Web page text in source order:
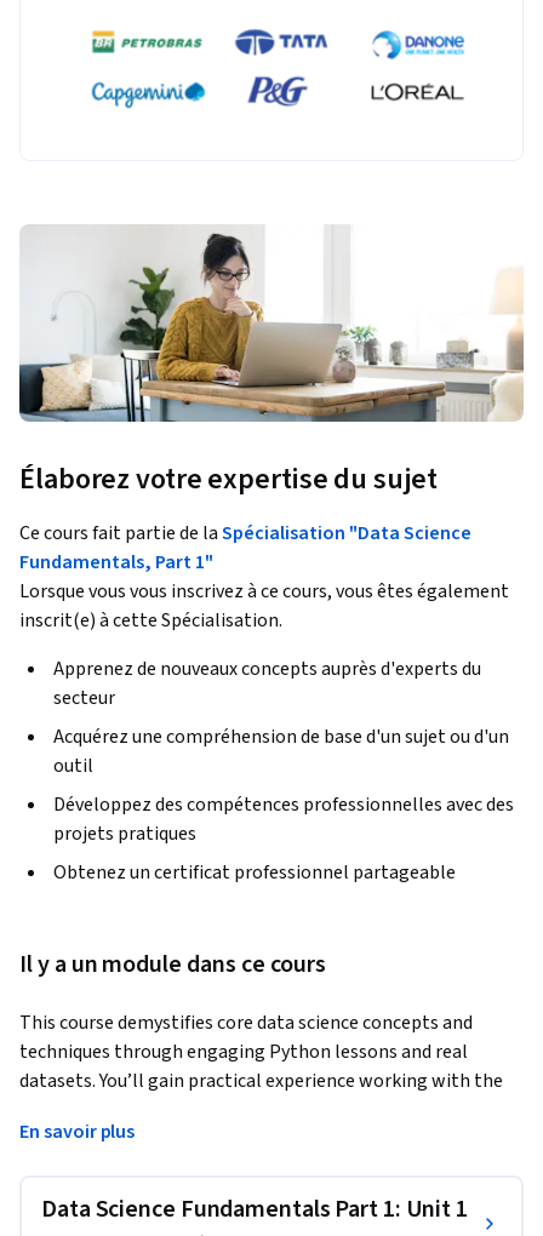
Élaborez votre expertise du sujet
Ce cours fait partie de laSpécialisation "Data Science
Fundamentals, Part 1"
Lorsque vous vous inscrivez à ce cours, vous êtes également
inscrit(e) à cette Spécialisation.
Apprenez de nouveaux concepts auprès d'experts du
secteur
Acquérez une compréhension de base d'un sujet ou d'un
outil
Développez des compétences professionnelles avec des
projets pratiques
Obtenez un certificat professionnel partageable
Il y a un module dans ce cours
This course demystifies core data science concepts and
techniques through engaging Python lessons and real
datasets. You’ll gain practical experience working with the
and more, as you analyze authentic data and build
programming environment to building your first
recommendation engine, each lesson emphasizes intuition,
En savoir plus
Data Science Fundamentals Part 1: Unit 1